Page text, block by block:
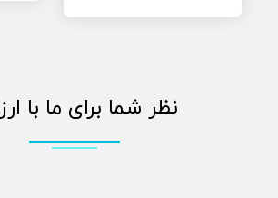
نظر شما برای ما با